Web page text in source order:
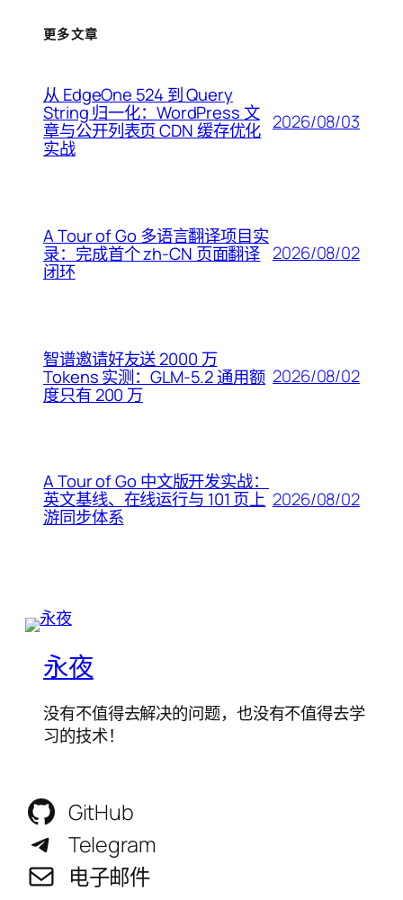
更多文章
从 EdgeOne 524 到 Query
String 归一化：WordPress 文
章与公开列表页 CDN 缓存优化
实战
2026/08/03
A Tour of Go 多语言翻译项目实
录：完成首个 zh-CN 页面翻译
闭环
2026/08/02
智谱邀请好友送 2000 万
Tokens 实测：GLM-5.2 通用额
度只有 200 万
2026/08/02
A Tour of Go 中文版开发实战：
英文基线、在线运行与 101 页上
游同步体系
2026/08/02
永夜
没有不值得去解决的问题，也没有不值得去学
习的技术！
GitHub
Telegram
电子邮件